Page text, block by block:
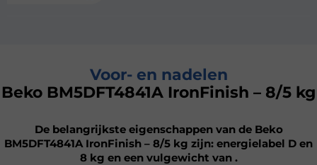
Voor- en nadelen
Beko BM5DFT4841A IronFinish – 8/5 kg
De belangrijkste eigenschappen van de Beko
BM5DFT4841A IronFinish – 8/5 kg zijn: energielabel D en
8 kg en een vulgewicht van .